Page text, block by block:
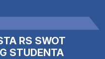
RS SWOT
STUDENTA